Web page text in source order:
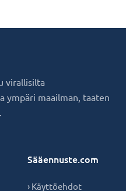
virallisilta
ympäri maailman, taaten
Sääennuste.com
› Käyttöehdot